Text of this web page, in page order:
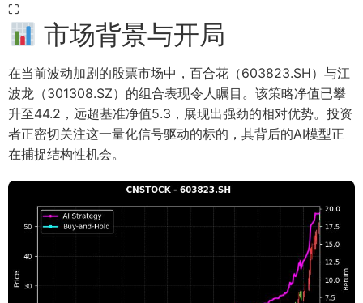
⛶
市场背景与开局
在当前波动加剧的股票市场中，百合花（603823.SH）与江
波龙（301308.SZ）的组合表现令人瞩目。该策略净值已攀
升至44.2，远超基准净值5.3，展现出强劲的相对优势。投资
者正密切关注这一量化信号驱动的标的，其背后的AI模型正
在捕捉结构性机会。